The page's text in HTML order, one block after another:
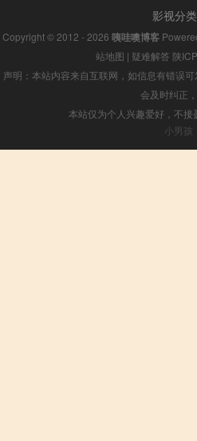
影视分类
Copyright © 2012 - 2026 咦哇噢博客
站地图 | 疑难解答 陕
声明：本站内容来自互联网，如信息有错误
会及时纠正
本站仅为个人兴趣爱好，不接
小男孩